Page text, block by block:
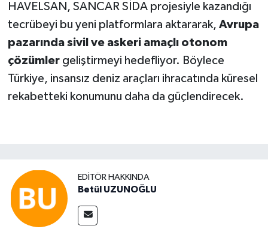
HAVELSAN, SANCAR SİDA projesiyle kazandığı
tecrübeyi bu yeni platformlara aktararak, Avrupa
pazarında sivil ve askeri amaçlı otonom
çözümlergeliştirmeyi hedefliyor. Böylece
Türkiye, insansız deniz araçları ihracatında küresel
rekabetteki konumunu daha da güçlendirecek.
EDITÖR HAKKINDA
Betül UZUNOĞLU